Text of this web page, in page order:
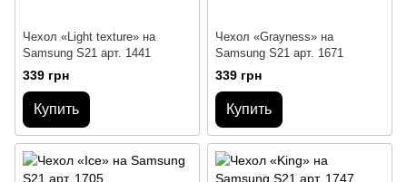
Чехол «Light texture» на
Samsung S21 арт. 1441
339 грн
Купить
Чехол «Grayness» на
Samsung S21 арт. 1671
339 грн
Купить